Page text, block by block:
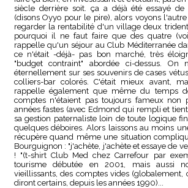
siècle derrière soit. ça a déjà été essayé
(disons Oyyo pour le pire), alors voyons
regarder la rentabilité d'un village deux
pourquoi il ne faut faire que des quatre
rappelle qu'un séjour au Club Méditerranée
ce n'était -déjà- pas bon marché, très
"budget contraint" abordée ci-dessus. On
éternellement sur ses souvenirs de cases
colliers-bar colorés. C'était mieux avant,
rappelle également que même du temps
comptes n'étaient pas toujours fameux non
années fastes (avec Edmond qui rempli et
sa gestion paternaliste loin de toute logique
quelques déboires. Alors laissons au moins
récupère quand même une situation
Bourguignon : "j'achète, j'achète et essaye de
! "(t-shirt Club Med chez Carrefour par
tourisme débutée en 2001, mais aussi
vieillissants, des comptes vides
diront certains, depuis les années 1990)...